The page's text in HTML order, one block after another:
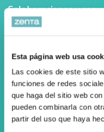
Esta página web usa
Las cookies de este sitio
funciones de redes
que haga del sitio web
pueden combinarla con
partir del uso que haya
Colaboraciones y
Subvenciones y ayudas
Facebook
Instagram
ORTOPEDIA ZENTA
Aguila Eraikina -